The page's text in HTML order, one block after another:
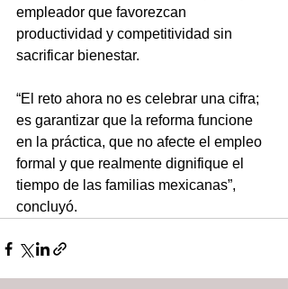
empleador que favorezcan
productividad y competitividad sin
sacrificar bienestar.
“El reto ahora no es celebrar una cifra;
es garantizar que la reforma funcione
en la práctica, que no afecte el empleo
formal y que realmente dignifique el
tiempo de las familias mexicanas”,
concluyó.